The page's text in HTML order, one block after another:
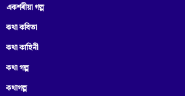
একশৰীয়া গল্প
কথা কবিতা
কথা কাহিনী
কথা গল্প
কথাগল্প